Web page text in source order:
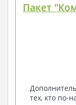
Пакет
тех, кто по-